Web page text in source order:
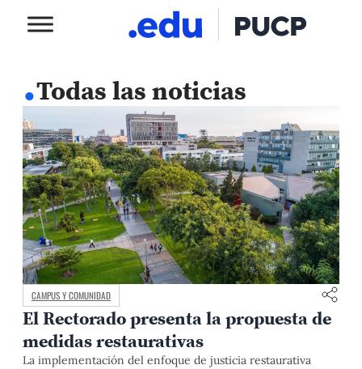
.Todas las noticias
CAMPUS Y COMUNIDAD
El Rectorado presenta la propuesta de
medidas restaurativas
La implementación del enfoque de justicia restaurativa